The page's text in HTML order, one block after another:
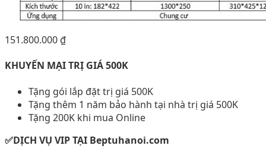
151.800.000 ₫
KHUYẾN MẠI TRỊ GIÁ 500K
Tặng gói lắp đặt trị giá 500K
Tặng thêm 1 năm bảo hành tại nhà trị giá 500K
Tặng 200K khi mua Online
✅DỊCH VỤ VIP TẠI Beptuhanoi.com